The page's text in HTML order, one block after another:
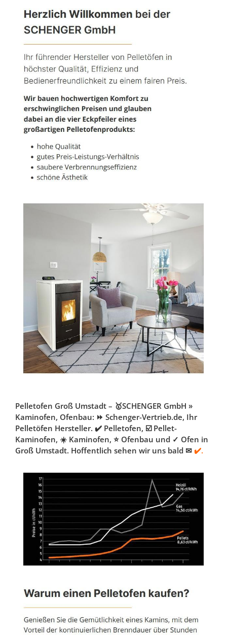
Pelletofen Groß Umstadt – 🥇SCHENGER GmbH »
Kaminofen, Ofenbau: ⏩ Schenger-Vertrieb.de, Ihr
Pelletöfen Hersteller. ✔️ Pelletofen, ☑️ Pellet-
Kaminofen, ☀️ Kaminofen, ⭐ Ofenbau und ✓ Ofen in
Groß Umstadt. Hoffentlich sehen wir uns bald ✉ ✔️.